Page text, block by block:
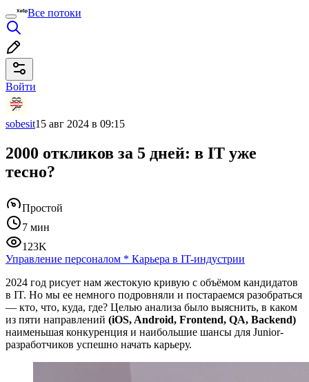
Все потоки
Войти
sobesit15 авг 2024 в 09:15
2000 откликов за 5 дней: в IT уже
тесно?
Простой
7 мин
123K
Управление персоналом * Карьера в IT-индустрии
2024 год рисует нам жестокую кривую с объёмом кандидатов
в IT. Но мы ее немного подровняли и постараемся разобраться
— кто, что, куда, где? Целью анализа было выяснить, в каком
из пяти направлений (iOS, Android, Frontend, QA, Backend)
наименьшая конкуренция и наибольшие шансы для Junior-
разработчиков успешно начать карьеру.